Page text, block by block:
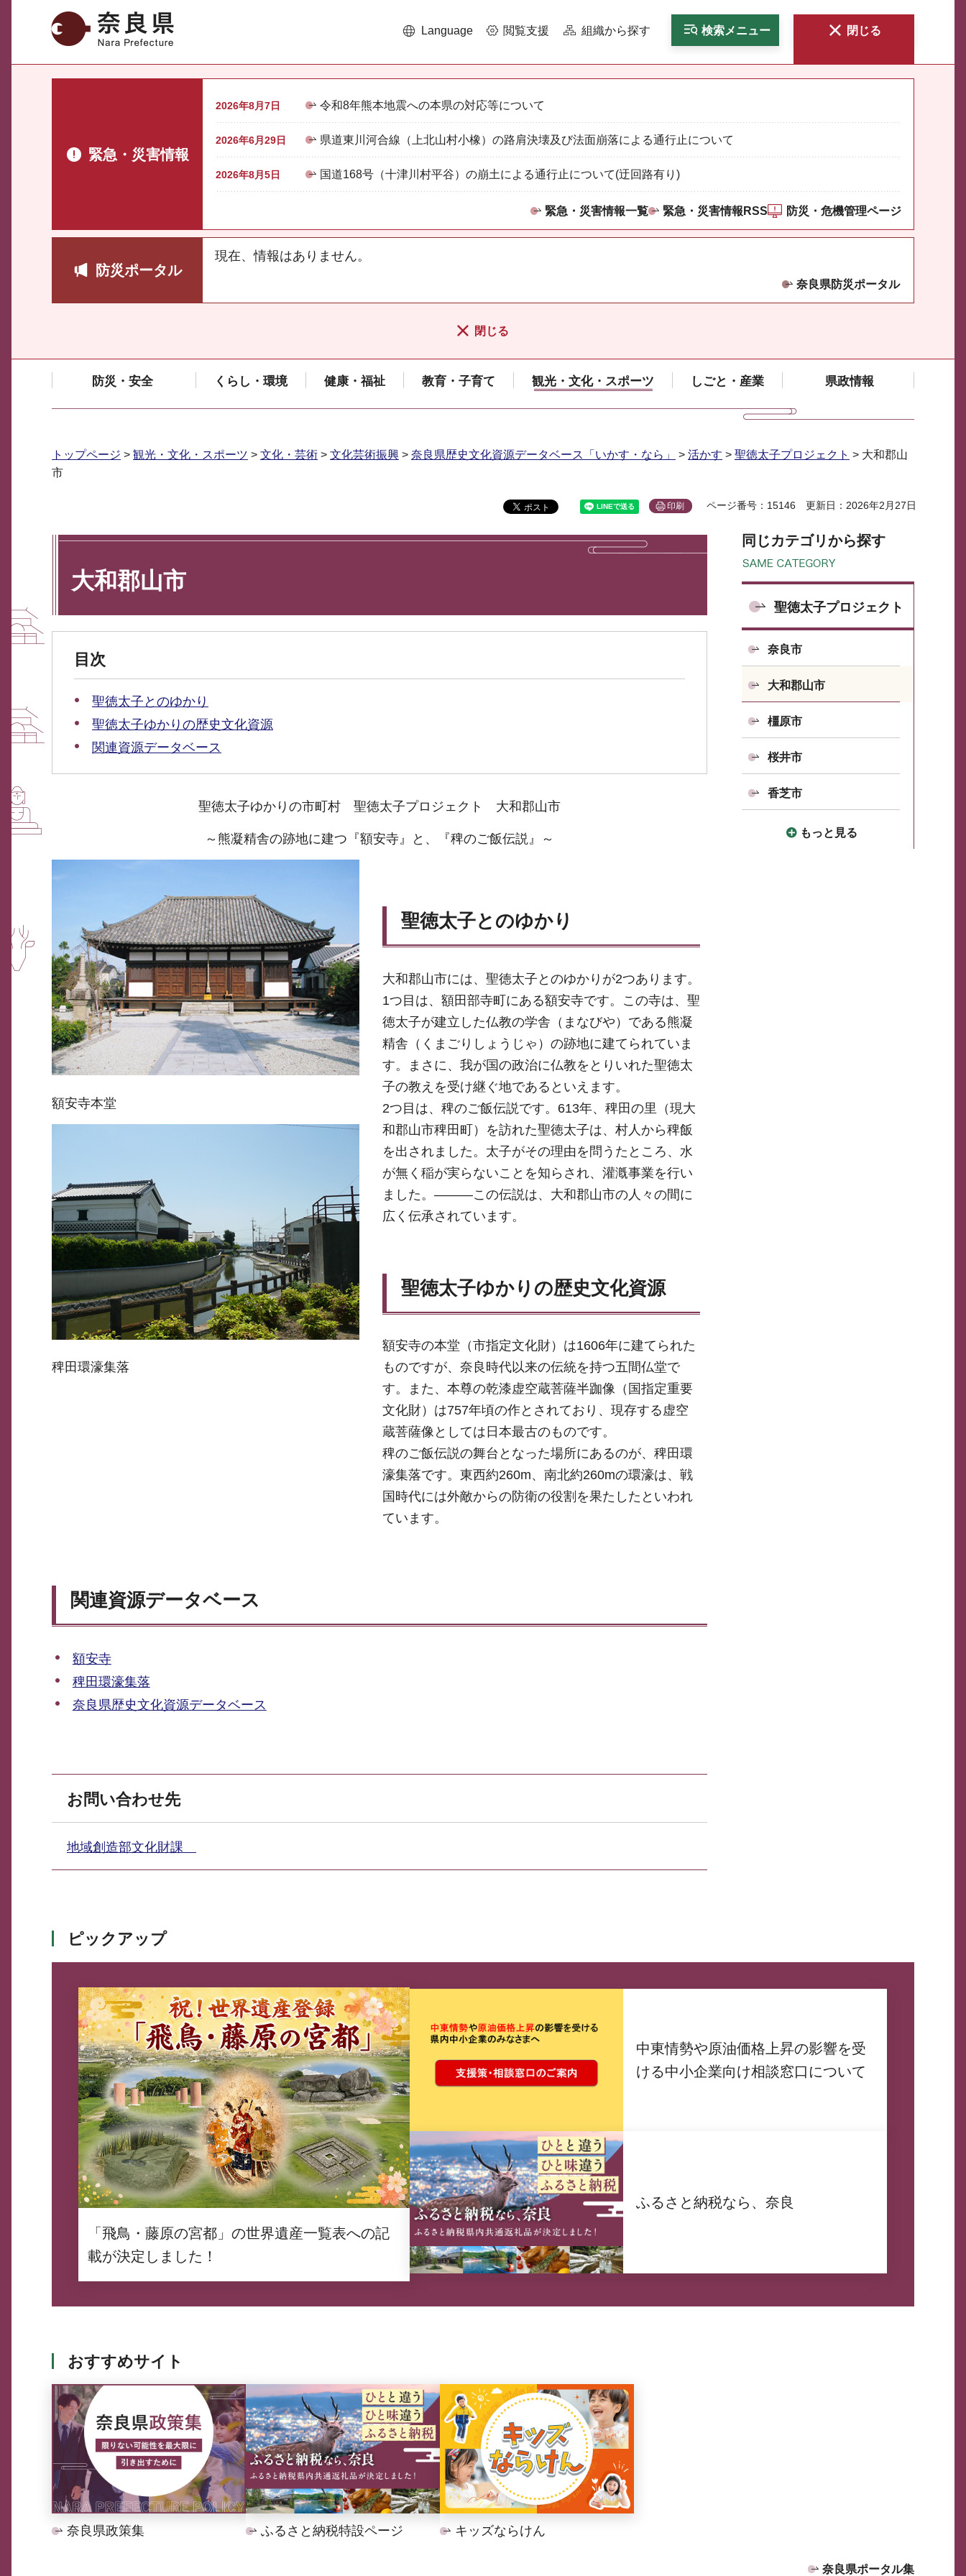
奈良県 Language 閲覧支援 組織から探す 検索メニュー 閉じる
緊急・災害情報
2026年8月7日 令和8年熊本地震への本県の対応等について
2026年6月29日 県道東川河合線（上北山村小橡）の路肩決壊及び法面崩落による通行止について
2026年8月5日 国道168号（十津川村平谷）の崩土による通行止について(迂回路有り)
緊急・災害情報一覧 緊急・災害情報RSS 防災・危機管理ページ
防災ポータル
現在、情報はありません。
奈良県防災ポータル
閉じる
防災・安全 くらし・環境 健康・福祉 教育・子育て 観光・文化・スポーツ しごと・産業 県政情報
トップページ > 観光・文化・スポーツ > 文化・芸術 > 文化芸術振興 > 奈良県歴史文化資源データベース「いかす・なら」 > 活かす > 聖徳太子プロジェクト > 大和郡山
市
印刷 ページ番号：15146 更新日：2026年2月27日
大和郡山市
目次
聖徳太子とのゆかり
聖徳太子ゆかりの歴史文化資源
関連資源データベース
聖徳太子ゆかりの市町村 聖徳太子プロジェクト 大和郡山市
～熊凝精舎の跡地に建つ『額安寺』と、『稗のご飯伝説』～
額安寺本堂
稗田環濠集落
聖徳太子とのゆかり
大和郡山市には、聖徳太子とのゆかりが2つあります。
1つ目は、額田部寺町にある額安寺です。この寺は、聖
徳太子が建立した仏教の学舎（まなびや）である熊凝
精舎（くまごりしょうじゃ）の跡地に建てられていま
す。まさに、我が国の政治に仏教をとりいれた聖徳太
子の教えを受け継ぐ地であるといえます。
2つ目は、稗のご飯伝説です。613年、稗田の里（現大
和郡山市稗田町）を訪れた聖徳太子は、村人から稗飯
を出されました。太子がその理由を問うたところ、水
が無く稲が実らないことを知らされ、灌漑事業を行い
ました。―――この伝説は、大和郡山市の人々の間に
広く伝承されています。
聖徳太子ゆかりの歴史文化資源
額安寺の本堂（市指定文化財）は1606年に建てられた
ものですが、奈良時代以来の伝統を持つ五間仏堂で
す。また、本尊の乾漆虚空蔵菩薩半跏像（国指定重要
文化財）は757年頃の作とされており、現存する虚空
蔵菩薩像としては日本最古のものです。
稗のご飯伝説の舞台となった場所にあるのが、稗田環
濠集落です。東西約260m、南北約260mの環濠は、戦
国時代には外敵からの防衛の役割を果たしたといわれ
ています。
関連資源データベース
額安寺
稗田環濠集落
奈良県歴史文化資源データベース
お問い合わせ先
地域創造部文化財課
同じカテゴリから探す
聖徳太子プロジェクト
奈良市
大和郡山市
橿原市
桜井市
香芝市
もっと見る
ピックアップ
「飛鳥・藤原の宮都」の世界遺産一覧表への記
載が決定しました！
中東情勢や原油価格上昇の影響を受
ける中小企業向け相談窓口について
ふるさと納税なら、奈良
おすすめサイト
奈良県政策集 ふるさと納税特設ページ キッズならけん
奈良県ポータル集